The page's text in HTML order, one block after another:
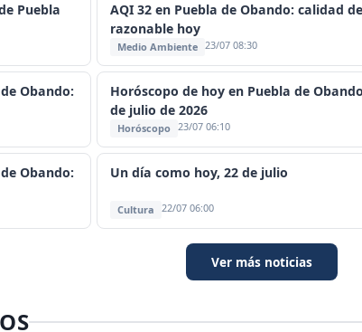
Puebla
AQI 32 en Puebla de Obando: calidad
razonable hoy
Medio Ambiente 23/07 08:30
Obando:
Horóscopo de hoy en Puebla de
de julio de 2026
Horóscopo 23/07 06:10
Obando:
Un día como hoy, 22 de julio
Cultura 22/07 06:00
Ver más noticias